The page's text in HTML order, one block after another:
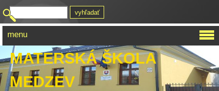
MATERSKÁ ŠKOLA
MEDZEV
menu